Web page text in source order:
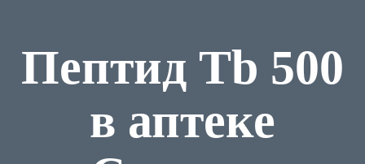
Пептид Tb 500
в аптеке